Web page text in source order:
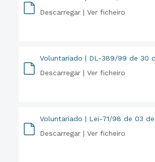
Descarregar |Ver ficheiro
Voluntariado | DL-389/99 de 30
Descarregar |Ver ficheiro
Voluntariado | Lei-71/98 de 03
Descarregar |Ver ficheiro